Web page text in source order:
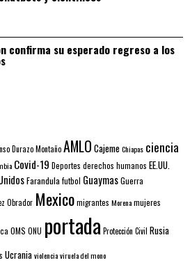
confirma su esperado regreso a los
Durazo MontañoAMLO CajemeChiapas ciencia
Covid-19 Deportes derechos humanos EE.UU.
Farandulafutbol GuaymasGuerra
Obrador Mexicomigrantes Morenamujeres
OMS ONU portada Protección Civil Rusia
Ucraniaviolenciaviruela del mono